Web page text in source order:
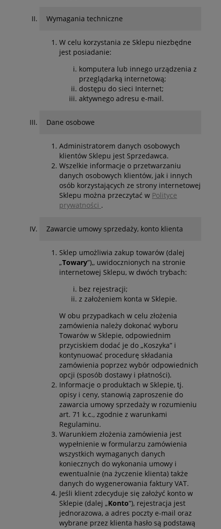
Wymagania techniczne
W celu korzystania ze Sklepu niezbędne
jest posiadanie:
komputera lub innego urządzenia z
przeglądarką internetową;
dostępu do sieci Internet;
aktywnego adresu e-mail.
Dane osobowe
Administratorem danych osobowych
klientów Sklepu jest Sprzedawca.
Wszelkie informacje o przetwarzaniu
danych osobowych klientów, jak i innych
osób korzystających ze strony internetowej
Sklepu można przeczytać w Polityce
prywatności .
Zawarcie umowy sprzedaży, konto klienta
Sklep umożliwia zakup towarów (dalej
„Towary”),, uwidocznionych na stronie
internetowej Sklepu, w dwóch trybach:
bez rejestracji;
z założeniem konta w Sklepie.
W obu przypadkach w celu złożenia
zamówienia należy dokonać wyboru
Towarów w Sklepie, odpowiednim
przyciskiem dodać je do „Koszyka” i
kontynuować procedurę składania
zamówienia poprzez wybór odpowiednich
opcji (sposób dostawy i płatności).
Informacje o produktach w Sklepie, tj.
opisy i ceny, stanowią zaproszenie do
zawarcia umowy sprzedaży w rozumieniu
art. 71 k.c., zgodnie z warunkami
Regulaminu.
Warunkiem złożenia zamówienia jest
wypełnienie w formularzu zamówienia
wszystkich wymaganych danych
koniecznych do wykonania umowy i
ewentualnie (na życzenie klienta) także
danych do wygenerowania faktury VAT.
Jeśli klient zdecyduje się założyć konto w
Sklepie (dalej „Konto”), rejestracja jest
jednorazowa, a adres poczty e-mail oraz
wybrane przez klienta hasło są podstawą